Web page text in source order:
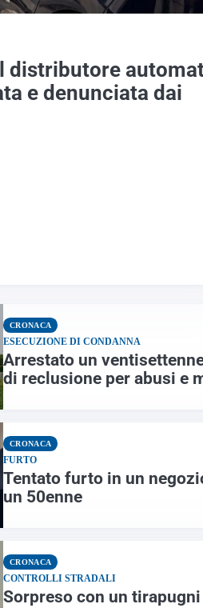
distributore
e denunciata dai
CRONACA
ESECUZIONE DI CONDANNA
Arrestato un
di reclusione per abusi e
CRONACA
FURTO
Tentato furto in un
un 50enne
CRONACA
CONTROLLI STRADALI
Sorpreso con un